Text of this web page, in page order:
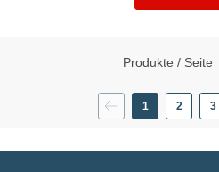
Seite
Seite
Vorherige
Sie
1 Seite
2 3
Produkte / Seite